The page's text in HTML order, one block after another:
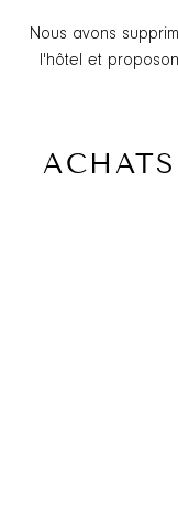
Nous avons
l'hôtel et